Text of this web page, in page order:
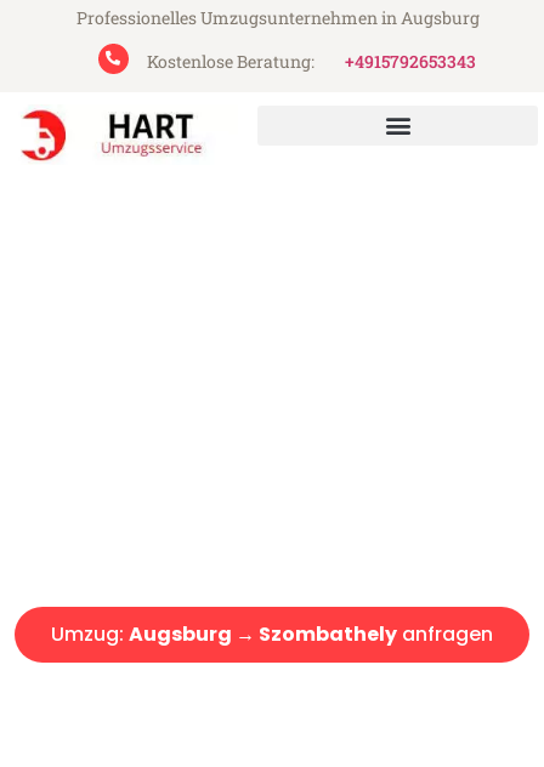
Professionelles Umzugsunternehmen in Augsburg
Kostenlose Beratung:
+4915792653343
Umzug: Augsburg → Szombathely anfragen